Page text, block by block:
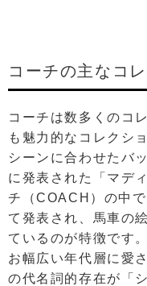
コーチの主なコ
コーチは数多くのコ
も魅力的なコレクシ
シーンに合わせたバ
に発表された「マデ
チ（COACH）の中
て発表され、馬車の
ているのが特徴です
お幅広い年代層に愛
の代名詞的存在が「